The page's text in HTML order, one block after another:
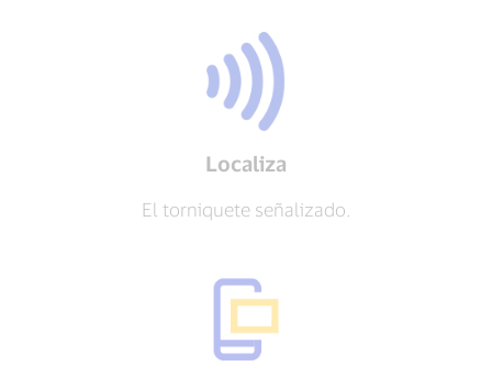
Localiza
El torniquete señalizado.